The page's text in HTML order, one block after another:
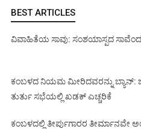
BEST ARTICLES
ವಿವಾಹಿತೆಯ ಸಾವು: ಸಂಶಯಾಸ್ಪದ
ಕಂಬಳದ ನಿಯಮ ಮೀರಿದವರನ್ನು ಬ್ಯಾನ್:
ತುರ್ತು ಸಭೆಯಲ್ಲಿ ಖಡಕ್ ಎಚ್ಚರಿಕೆ
ಕಂಬಳದಲ್ಲಿ ತೀರ್ಪುಗಾರರ ತೀರ್ಮಾನವೇ